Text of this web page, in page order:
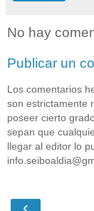
No hay
Publicar un
Los comentarios
son estrictamente
poseer cierto
sepan que
llegar al editor lo